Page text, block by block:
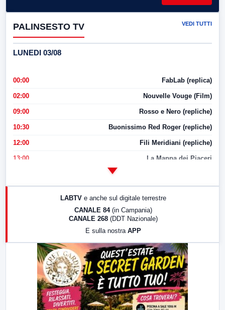
PALINSESTO TV VEDI TUTTI
LUNEDI 03/08
00:00 FabLab (replica)
02:00 Nouvelle Vouge (Film)
09:00 Rosso e Nero (repliche)
10:30 Buonissimo Red Roger (repliche)
12:00 Fili Meridiani (repliche)
13:00 La Mappa dei Piaceri
17:00 LabNews (replica)
LabNews (replica)
LABTV e anche sul digitale terrestre
CANALE 84 (in Campania)
CANALE 268 (DDT Nazionale)
E sulla nostra APP